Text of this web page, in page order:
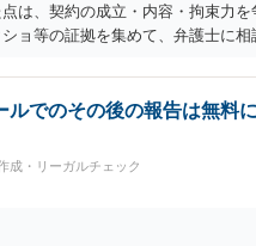
は、契約の成立・内容・拘束力
ョ等の証拠を集めて、弁護士に
ルでのその後の報告は無料
成・リーガルチェック